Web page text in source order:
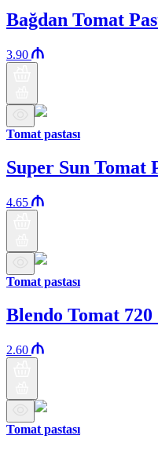
Bağdan Tomat
3.90
Tomat pastası
Super Sun Tomat
4.65
Tomat pastası
Blendo Tomat
2.60
Tomat pastası